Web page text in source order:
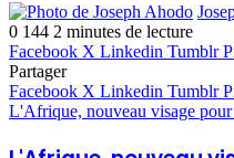
0 144 2 minutes de lecture
Facebook X Linkedin Tumblr
Partager
Facebook X Linkedin Tumblr
L'Afrique, nouveau visage pour